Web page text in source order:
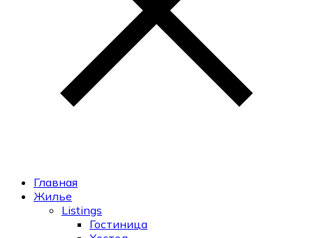
Главная
Жилье
Listings
Гостиница